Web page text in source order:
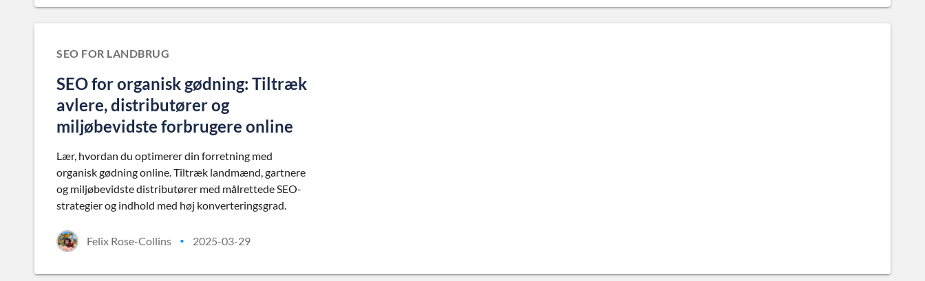
SEO FOR LANDBRUG
SEO for organisk gødning: Tiltræk
avlere, distributører og
miljøbevidste forbrugere online
Lær, hvordan du optimerer din forretning med
organisk gødning online. Tiltræk landmænd, gartnere
og miljøbevidste distributører med målrettede SEO-
strategier og indhold med høj konverteringsgrad.
Felix Rose-Collins • 2025-03-29